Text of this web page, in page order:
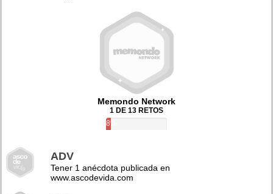
Memondo Network
1 DE 13 RETOS
8%
ADV
Tener 1 anécdota publicada en
www.ascodevida.com